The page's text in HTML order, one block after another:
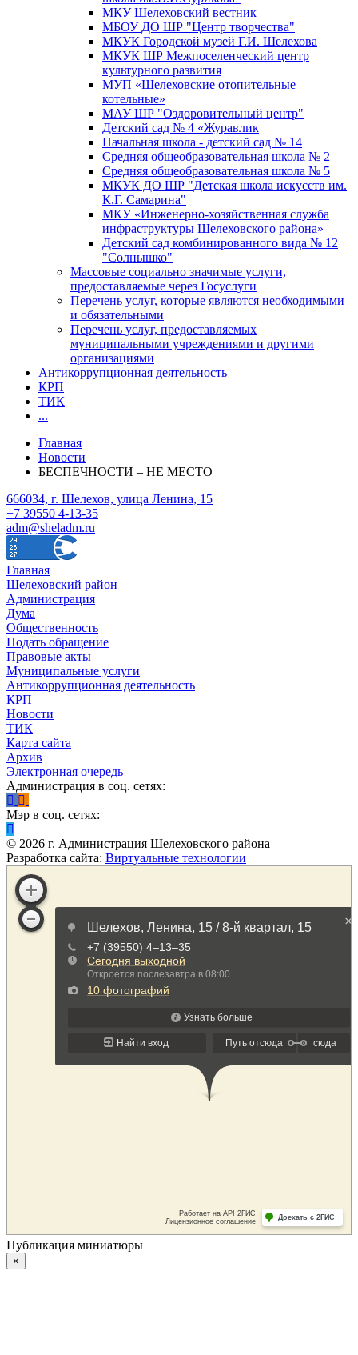
МКУ Шелеховский вестник
МБОУ ДО ШР "Центр творчества"
МКУК Городской музей Г.И. Шелехова
МКУК ШР Межпоселенческий центр
культурного развития
МУП «Шелеховские отопительные
котельные»
МАУ ШР "Оздоровительный центр"
Детский сад № 4 «Журавлик
Начальная школа - детский сад № 14
Средняя общеобразовательная школа № 2
Средняя общеобразовательная школа № 5
МКУК ДО ШР "Детская школа искусств им.
К.Г. Самарина"
МКУ «Инженерно-хозяйственная служба
инфраструктуры Шелеховского района»
Детский сад комбинированного вида № 12
"Солнышко"
Массовые социально значимые услуги,
предоставляемые через Госуслуги
Перечень услуг, которые являются необходимыми
и обязательными
Перечень услуг, предоставляемых
муниципальными учреждениями и другими
организациями
Антикоррупционная деятельность
КРП
ТИК
...
Главная
Новости
БЕСПЕЧНОСТИ – НЕ МЕСТО
666034, г. Шелехов, улица Ленина, 15
+7 39550 4-13-35
adm@sheladm.ru
Главная
Шелеховский район
Администрация
Дума
Общественность
Подать обращение
Правовые акты
Муниципальные услуги
Антикоррупционная деятельность
КРП
Новости
ТИК
Карта сайта
Архив
Электронная очередь
Администрация в соц. сетях:
Мэр в соц. сетях:
© 2026 г. Администрация Шелеховского района
Разработка сайта: Виртуальные технологии
Публикация миниатюры
×